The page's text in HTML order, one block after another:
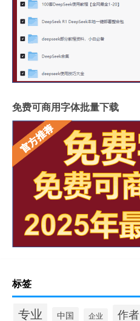
免费可商用字体批量下载
标签
专业 中国 企业 作者